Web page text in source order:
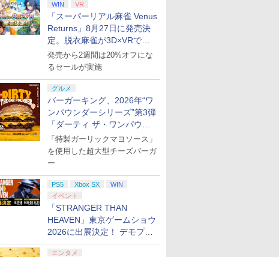
WIN VR
「スーパーリアル麻雀 Venus
Returns」8月27日に発売決
定。脱衣麻雀が3D×VRで復
活
発売から2週間は20%オフにな
るセールが実施
グルメ
バーガーキング、2026年“ワ
ンパウンダーシリーズ”第3弾
「ダーティ ザ・ワンパウン
ダー」を8月7日発売
「特製ガーリックマヨソース」
を使用した超大型チーズバーガ
ー
PS5 Xbox SX
WIN
イベント
「STRANGER THAN
HEAVEN」東京ゲームショウ
2026に出展決定！ デモプレ
イや体験型展示も
エンタメ